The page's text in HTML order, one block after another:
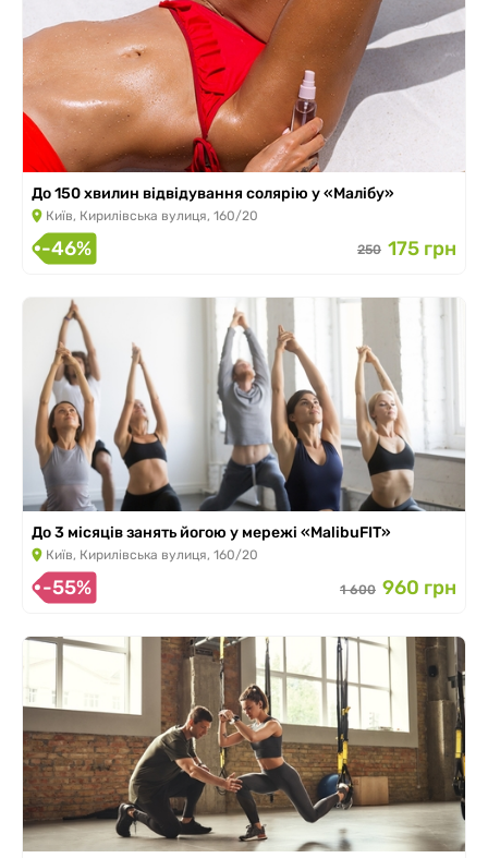
До 150 хвилин відвідування солярію у «Малібу»
Київ, Кирилівська вулиця, 160/20
-46% 250 175 грн
До 3 місяців занять йогою у мережі «MalibuFIT»
Київ, Кирилівська вулиця, 160/20
-55% 1 600 960 грн